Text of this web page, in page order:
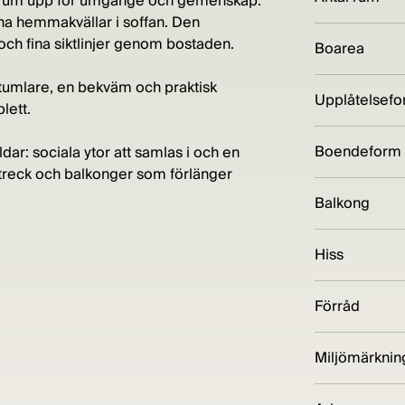
hemmakvällar i soffan. Den
fina siktlinjer genom bostaden.
en bekväm och praktisk
sociala ytor att samlas i och en
och balkonger som förlänger
Boarea
Boendeform
Balkong
Hiss
Förråd